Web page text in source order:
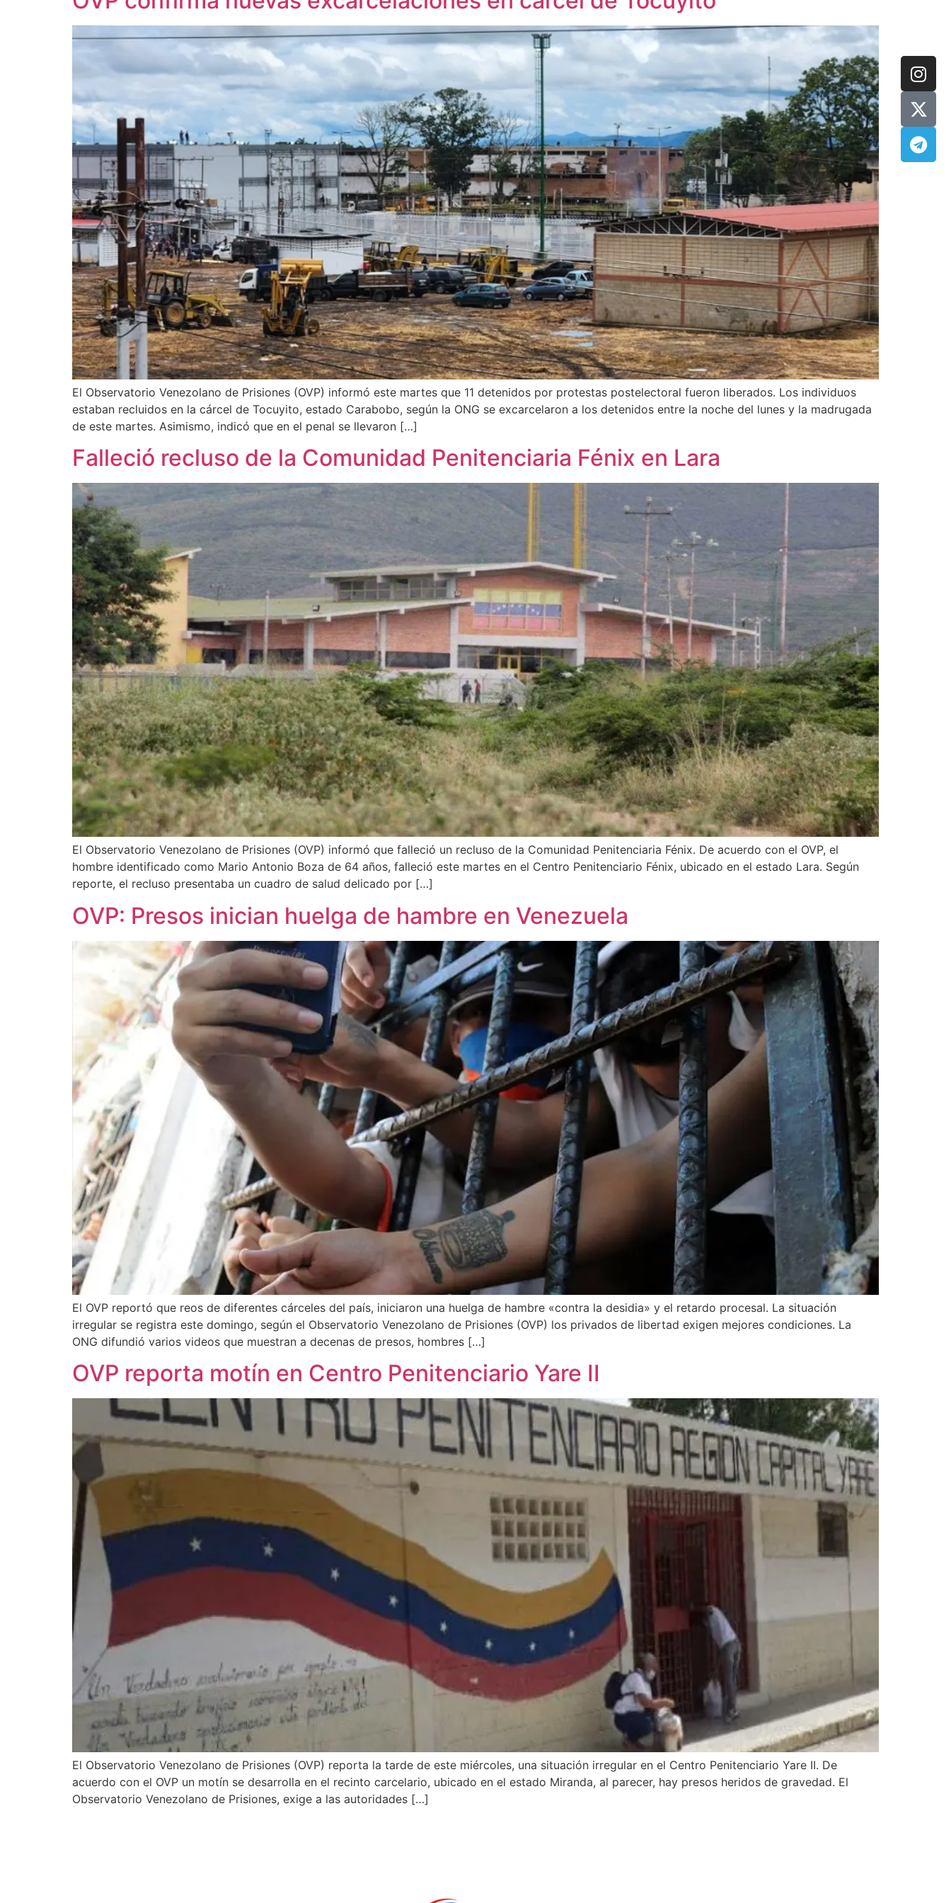
El Observatorio Venezolano de Prisiones (OVP) informó este martes que 11 detenidos por protestas postelectoral fueron liberados. Los individuos
estaban recluidos en la cárcel de Tocuyito, estado Carabobo, según la ONG se excarcelaron a los detenidos entre la noche del lunes y la madrugada
de este martes. Asimismo, indicó que en el penal se llevaron […]
Falleció recluso de la Comunidad Penitenciaria Fénix en Lara
El Observatorio Venezolano de Prisiones (OVP) informó que falleció un recluso de la Comunidad Penitenciaria Fénix. De acuerdo con el OVP, el
hombre identificado como Mario Antonio Boza de 64 años, falleció este martes en el Centro Penitenciario Fénix, ubicado en el estado Lara. Según
reporte, el recluso presentaba un cuadro de salud delicado por […]
OVP: Presos inician huelga de hambre en Venezuela
El OVP reportó que reos de diferentes cárceles del país, iniciaron una huelga de hambre «contra la desidia» y el retardo procesal. La situación
irregular se registra este domingo, según el Observatorio Venezolano de Prisiones (OVP) los privados de libertad exigen mejores condiciones. La
ONG difundió varios videos que muestran a decenas de presos, hombres […]
OVP reporta motín en Centro Penitenciario Yare II
El Observatorio Venezolano de Prisiones (OVP) reporta la tarde de este miércoles, una situación irregular en el Centro Penitenciario Yare II. De
acuerdo con el OVP un motín se desarrolla en el recinto carcelario, ubicado en el estado Miranda, al parecer, hay presos heridos de gravedad. El
Observatorio Venezolano de Prisiones, exige a las autoridades […]